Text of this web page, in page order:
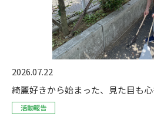
2026.07.22
綺麗好きから始まった、見た目も
活動報告